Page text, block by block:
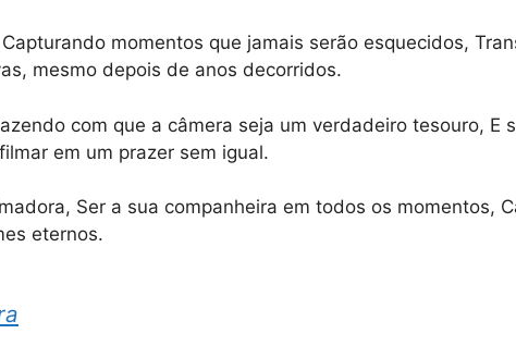
momentos que jamais serão esquecidos,
mesmo depois de anos decorridos.
com que a câmera seja um verdadeiro tesouro, E
em um prazer sem igual.
Ser a sua companheira em todos os momentos,
eternos.